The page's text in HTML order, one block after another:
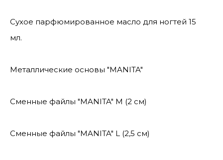
Сухое парфюмированное масло для ногтей 15
мл.
Металлические основы "MANITA"
Сменные файлы "MANITA" М (2 см)
Сменные файлы "MANITA" L (2,5 см)